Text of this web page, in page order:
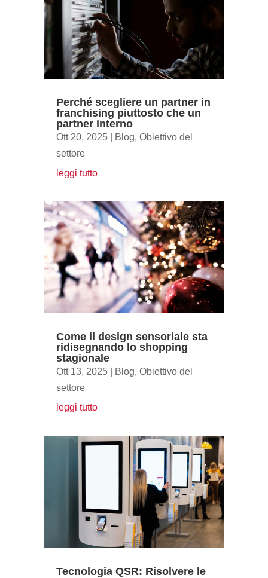
Perché scegliere un partner in
franchising piuttosto che un
partner interno
Ott 20, 2025| Blog, Obiettivo del
settore
leggi tutto
Come il design sensoriale sta
ridisegnando lo shopping
stagionale
Ott 13, 2025| Blog, Obiettivo del
settore
leggi tutto
Tecnologia QSR: Risolvere le